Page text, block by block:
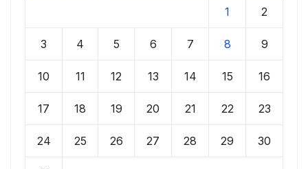
1 2
3 4 5 6 7 8 9
10 11 12 13 14 15 16
17 18 19 20 21 22 23
24 25 26 27 28 29 30